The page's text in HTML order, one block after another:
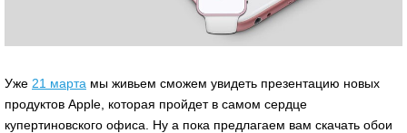
Уже 21 марта мы живьем сможем увидеть презентацию новых
продуктов Apple, которая пройдет в самом сердце
купертиновского офиса. Ну а пока предлагаем вам скачать обои